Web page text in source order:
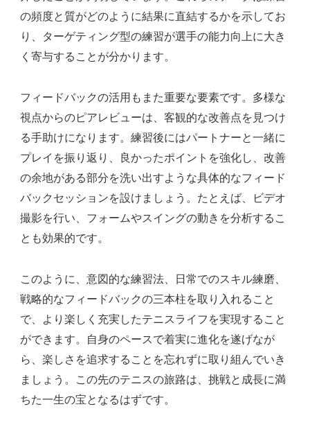
の頻度と質がどのように結果に直結するかを示してお
り、ターゲティング型の練習が選手の能力向上に大き
く寄与することが分かります。
フィードバックの活用もまた重要な要素です。多様な
視点からのピアレビューは、客観的な改善点を見つけ
る手助けになります。練習後にはパートナーと一緒に
プレイを振り返り、良かったポイントを強化し、改善
の余地がある部分を洗い出すような具体的なフィード
バックセッションを設けましょう。たとえば、ビデオ
撮影を行い、フォームやスイングの動きを分析するこ
とも効果的です。
このように、意図的な練習法、日常でのスキル練磨、
戦略的なフィードバックの三本柱を取り入れること
で、より楽しく充実したテニスライフを実現すること
ができます。自身のペースで着実に進化を遂げなが
ら、楽しさを追求することを忘れずに取り組んでいき
ましょう。この先のテニスの旅路は、挑戦と成長に満
ちた一生の宝となるはずです。